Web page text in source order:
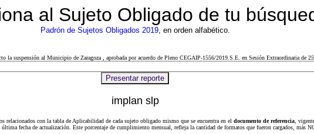
al Sujeto Obligado de tu
Padrón de Sujetos Obligados 2019, en orden alfabético.
la suspensión al Municipio de Zaragoza , aprobada por acuerdo de Pleno CEGAIP-1556/2019.S.E. en Sesión Extraordinaria de
implan slp
con la tabla de Aplicabilidad de cada sujeto obligado mismo que se encuentra en el documento de referencia ,
fecha de actualización. Este porcentaje de cumplimiento mensual, refleja la cantidad de formatos que fueron cargados,